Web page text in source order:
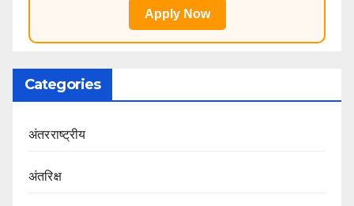
Apply Now
Categories
अंतरराष्ट्रीय
अंतरिक्ष